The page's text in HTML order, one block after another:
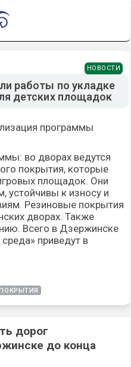
НОВОСТИ
работы по укладке
детских площадок
программы
во дворах ведутся
покрытия, которые
площадок. Они
устойчивы к износу и
Резиновые покрытия
дворах. Также
Всего в Дзержинске
приведут в
дорог
до конца